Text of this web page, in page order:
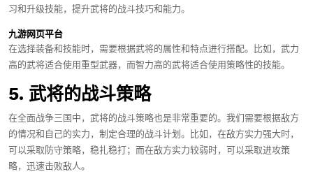
习和升级技能，提升武将的战斗技巧和能力。
九游网页平台
在选择装备和技能时，需要根据武将的属性和特点进行搭配。比如，武力
高的武将适合使用重型武器，而智力高的武将适合使用策略性的技能。
5. 武将的战斗策略
在全面战争三国中，武将的战斗策略也是非常重要的。我们需要根据敌方
的情况和自己的实力，制定合理的战斗计划。比如，在敌方实力强大时，
可以采取防守策略，稳扎稳打；而在敌方实力较弱时，可以采取进攻策
略，迅速击败敌人。